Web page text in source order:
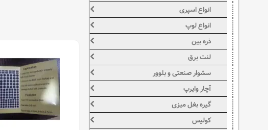
انواع اسپری
انواع لوپ
ذره بین
لنت برق
سشوار صنعتی و بلوور
آچار وایرپ
گیره بغل میزی
کولیس